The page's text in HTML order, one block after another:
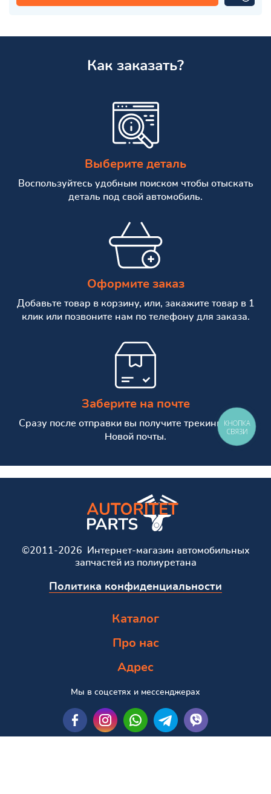
Как заказать?
Выберите деталь
Воспользуйтесь удобным поиском чтобы отыскать
деталь под свой автомобиль.
Оформите заказ
Добавьте товар в корзину, или, закажите товар в 1
клик или позвоните нам по телефону для заказа.
Заберите на почте
Сразу после отправки вы получите трекинг номер
Новой почты.
©2011-2026 Интернет-магазин автомобильных
запчастей из полиуретана
Политика конфиденциальности
Каталог
Про нас
Адрес
Мы в соцсетях и мессенджерах
КНОПКА
СВЯЗИ